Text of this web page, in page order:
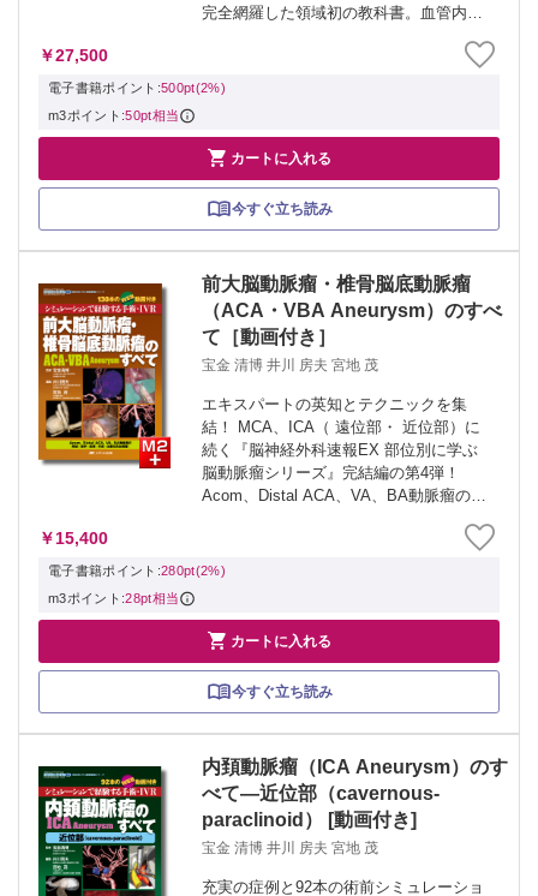
完全網羅した領域初の教科書。血管内治
礎および介在的研究の現在までの成果と
今後の展開を、分野の「サムライ」が結
￥27,500
電子書籍ポイント:500pt(2%)
m3ポイント:50pt相当
 カートに入れる
今すぐ立ち読み
前大脳動脈瘤・椎骨脳底動脈瘤
（ACA・VBA Aneurysm）のすべ
て［動画付き］
宝金 清博 井川 房夫 宮地 茂
エキスパートの英知とテクニックを集
結！ MCA、ICA（ 遠位部・ 近位部）に
続く『脳神経外科速報EX 部位別に学ぶ
脳動脈瘤シリーズ』完結編の第4弾！
Acom、Distal ACA、VA、BA動脈瘤の解
羅。厳選した症例と130本の術前CTA・手
術動画でコイリング、ク...
￥15,400
電子書籍ポイント:280pt(2%)
m3ポイント:28pt相当
 カートに入れる
今すぐ立ち読み
内頚動脈瘤（ICA Aneurysm）のす
べて―近位部（cavernous-
paraclinoid） [動画付き]
宝金 清博 井川 房夫 宮地 茂
充実の症例と92本の術前シミュレーショ